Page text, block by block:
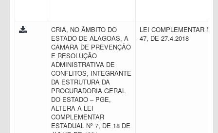
CRIA, NO ÂMBITO DO
ESTADO DE ALAGOAS, A
CÂMARA DE PREVENÇÃO
E RESOLUÇÃO
ADMINISTRATIVA DE
CONFLITOS, INTEGRANTE
DA ESTRUTURA DA
PROCURADORIA GERAL
DO ESTADO – PGE,
ALTERA A LEI
COMPLEMENTAR
ESTADUAL Nº 7, DE 18 DE
LEI COMPLEMENTAR N.
47, DE 27.4.2018